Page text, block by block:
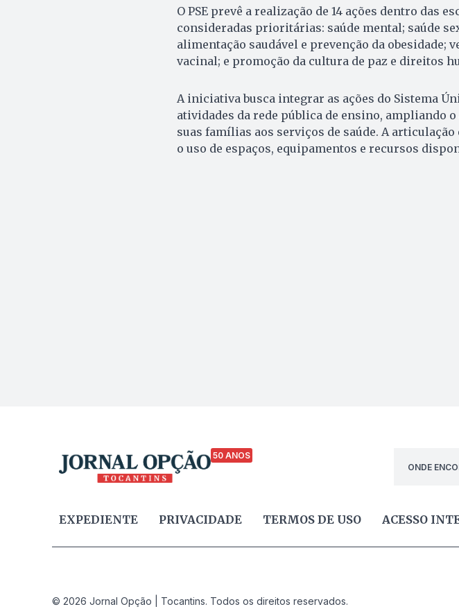
O PSE prevê a realização de 14 ações dentro das
consideradas prioritárias: saúde mental; saúde
alimentação saudável e prevenção da obesidade;
vacinal; e promoção da cultura de paz e direitos
A iniciativa busca integrar as ações do Sistema
atividades da rede pública de ensino, ampliando o
suas famílias aos serviços de saúde. A
o uso de espaços, equipamentos e recursos
50 ANOS
ONDE
EXPEDIENTE PRIVACIDADE TERMOS DE USO ACESSO
© 2026 Jornal Opção | Tocantins. Todos os direitos reservados.